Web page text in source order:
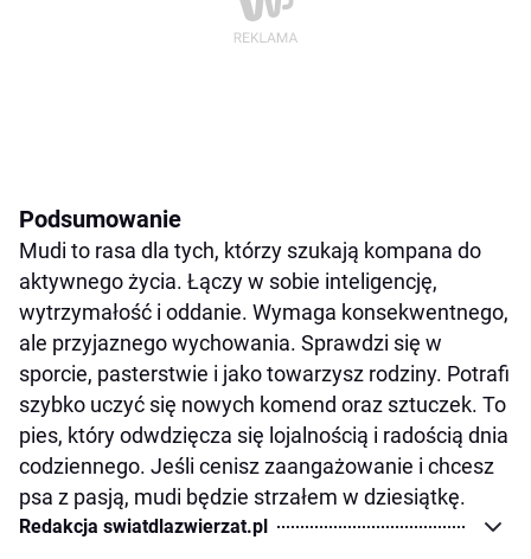
Podsumowanie
Mudi to rasa dla tych, którzy szukają kompana do
aktywnego życia. Łączy w sobie inteligencję,
wytrzymałość i oddanie. Wymaga konsekwentnego,
ale przyjaznego wychowania. Sprawdzi się w
sporcie, pasterstwie i jako towarzysz rodziny. Potrafi
szybko uczyć się nowych komend oraz sztuczek. To
pies, który odwdzięcza się lojalnością i radością dnia
codziennego. Jeśli cenisz zaangażowanie i chcesz
psa z pasją, mudi będzie strzałem w dziesiątkę.
Redakcja swiatdlazwierzat.pl